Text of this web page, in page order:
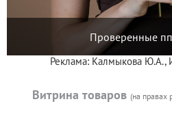
Проверенные
Реклама: Калмыкова
Витрина товаров (на правах